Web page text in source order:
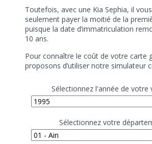
Toutefois, avec une Kia Sephia, il
seulement payer la moitié de la
puisque la date d’immatriculation
10 ans.
Pour connaître le coût de votre carte
proposons d’utiliser notre simulateur
Sélectionnez l'année de votre
Sélectionnez votre